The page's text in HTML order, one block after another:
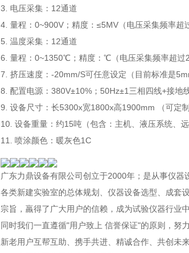
3. 电压采集：12通道
4. 量程：0~900V；精度：≤5MV（电压采集频率超
5. 温度采集：12通道
6. 量程：0~1350℃；精度：℃（电压采集频率超过
7. 挤压速度：-20mm/S可任意设定（目前标准是
8. 配置电源：380V±10%；50Hz±1三相四线+接地
9. 设备尺寸：长5300x宽1800x高1900mm （可定制
10. 设备重量：约15吨（包含：主机、液压系统、远
11. 喷涂颜色：暖灰色1C
广东力鼎设备有限公司创立于2000年；是从事仪
各类新建实验室的总体规划、仪器设备选型、成套
宗旨，羸得了广大用户的信赖，成为试验仪器行业
同时我们一直遵循"用户致上 信誉保证"的原则，努
新老用户互帮互助、携手共进、精诚合作、共创未来